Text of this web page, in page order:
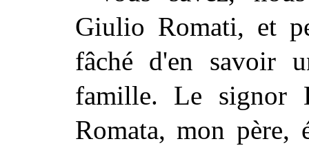
Giulio Romati, et
fâché d'en savoir
famille. Le signor
Romata, mon père,